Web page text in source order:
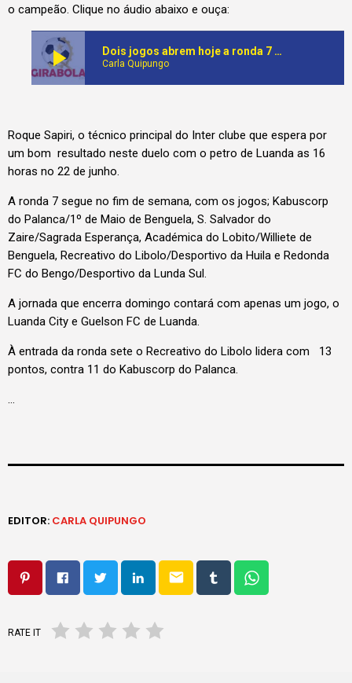
o campeão. Clique no áudio abaixo e ouça:
play_arrow Dois jogos abrem hoje a ronda 7 do girabola
Carla Quipungo
Roque Sapiri, o técnico principal do Inter clube que espera por
um bom resultado neste duelo com o petro de Luanda as 16
horas no 22 de junho.
A ronda 7 segue no fim de semana, com os jogos; Kabuscorp
do Palanca/1º de Maio de Benguela, S. Salvador do
Zaire/Sagrada Esperança, Académica do Lobito/Williete de
Benguela, Recreativo do Libolo/Desportivo da Huila e Redonda
FC do Bengo/Desportivo da Lunda Sul.
A jornada que encerra domingo contará com apenas um jogo, o
Luanda City e Guelson FC de Luanda.
À entrada da ronda sete o Recreativo do Libolo lidera com 13
pontos, contra 11 do Kabuscorp do Palanca.
…
EDITOR: CARLA QUIPUNGO
email
RATE IT